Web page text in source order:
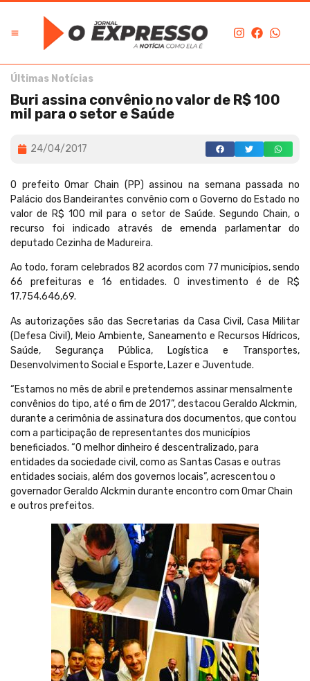
Últimas Notícias
Buri assina convênio no valor de R$ 100
mil para o setor e Saúde
24/04/2017
O prefeito Omar Chain (PP) assinou na semana passada no
Palácio dos Bandeirantes convênio com o Governo do Estado no
valor de R$ 100 mil para o setor de Saúde. Segundo Chain, o
recurso foi indicado através de emenda parlamentar do
deputado Cezinha de Madureira.
Ao todo, foram celebrados 82 acordos com 77 municípios, sendo
66 prefeituras e 16 entidades. O investimento é de R$
17.754.646,69.
As autorizações são das Secretarias da Casa Civil, Casa Militar
(Defesa Civil), Meio Ambiente, Saneamento e Recursos Hídricos,
Saúde, Segurança Pública, Logística e Transportes,
Desenvolvimento Social e Esporte, Lazer e Juventude.
“Estamos no mês de abril e pretendemos assinar mensalmente
convênios do tipo, até o fim de 2017”, destacou Geraldo Alckmin,
durante a cerimônia de assinatura dos documentos, que contou
com a participação de representantes dos municípios
beneficiados. “O melhor dinheiro é descentralizado, para
entidades da sociedade civil, como as Santas Casas e outras
entidades sociais, além dos governos locais”, acrescentou o
governador Geraldo Alckmin durante encontro com Omar Chain
e outros prefeitos.